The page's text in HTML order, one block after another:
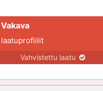
Vakava
laatuprofiilit
Vahvistettu laatu